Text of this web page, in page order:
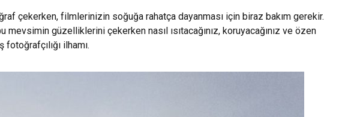
çekerken, filmlerinizin soğuğa rahatça dayanması için biraz bakım gerekir.
güzelliklerini çekerken nasıl ısıtacağınız, koruyacağınız ve özen
ilhamı.